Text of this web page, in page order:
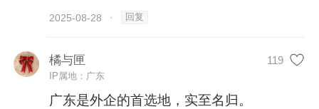
2025-08-28 · 回复
橘与匣 119
IP属地：广东
广东是外企的首选地，实至名归。